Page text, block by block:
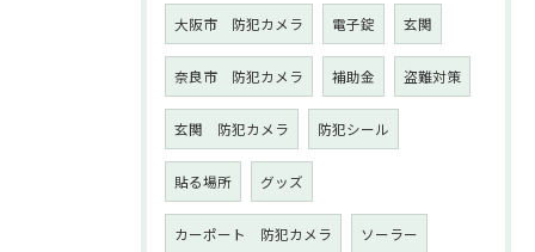
大阪市 防犯カメラ 電子錠 玄関
奈良市 防犯カメラ 補助金 盗難対策
玄関 防犯カメラ 防犯シール
貼る場所 グッズ
カーポート 防犯カメラ ソーラー